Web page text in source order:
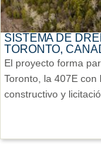
SISTEMA DE
TORONTO,
El proyecto forma
Toronto, la 407E
constructivo y